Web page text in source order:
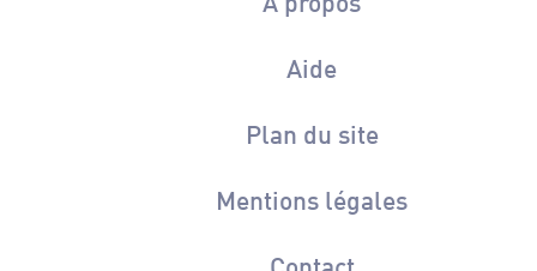
Aide
Plan du site
Mentions légales